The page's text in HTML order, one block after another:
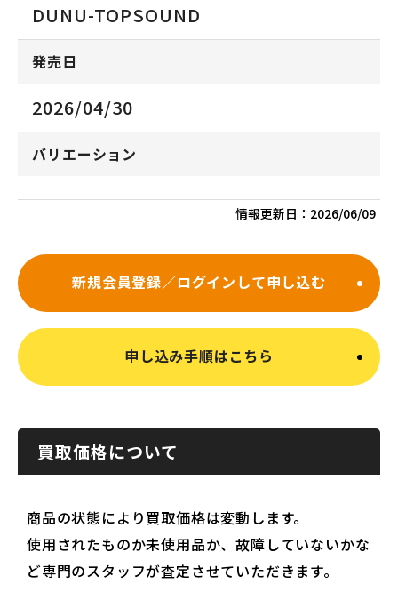
DUNU-TOPSOUND
発売日
2026/04/30
バリエーション
情報更新日： 2026/06/09
新規会員登録／ログインして申し込む
申し込み手順はこちら
買取価格について
商品の状態により買取価格は変動します。
使用されたものか未使用品か、故障していないかな
ど専門のスタッフが査定させていただきます。